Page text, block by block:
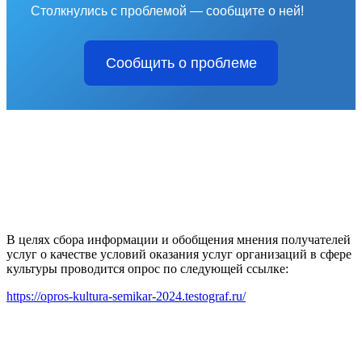
Столкнулись с проблемой — сообщите о ней!
Сообщить о проблеме
В целях сбора информации и обобщения мнения получателей
услуг о качестве условий оказания услуг организаций в сфере
культуры проводится опрос по следующей ссылке:
https://opros-kultura-semikar-2024.testograf.ru/